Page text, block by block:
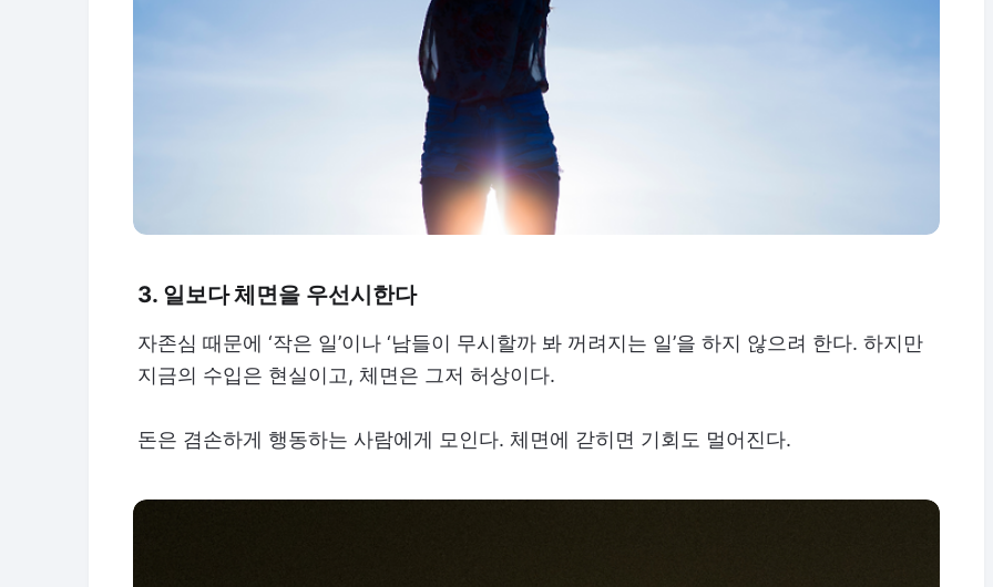
3. 일보다 체면을 우선시한다
자존심 때문에 ‘작은 일’이나 ‘남들이 무시할까 봐 꺼려지는 일’을 하지 않으려 한다. 하지만
지금의 수입은 현실이고, 체면은 그저 허상이다.
돈은 겸손하게 행동하는 사람에게 모인다. 체면에 갇히면 기회도 멀어진다.